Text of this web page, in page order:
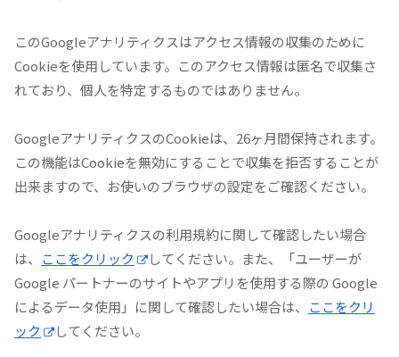
このGoogleアナリティクスはアクセス情報の収集のために
Cookieを使用しています。このアクセス情報は匿名で収集さ
れており、個人を特定するものではありません。
GoogleアナリティクスのCookieは、26ヶ月間保持されます。
この機能はCookieを無効にすることで収集を拒否することが
出来ますので、お使いのブラウザの設定をご確認ください。
Googleアナリティクスの利用規約に関して確認したい場合
は、 ここをクリック
してください。また、「ユーザーが
Google パートナーのサイトやアプリを使用する際の Google
によるデータ使用」に関して確認したい場合は、 ここをクリ
ック
してください。